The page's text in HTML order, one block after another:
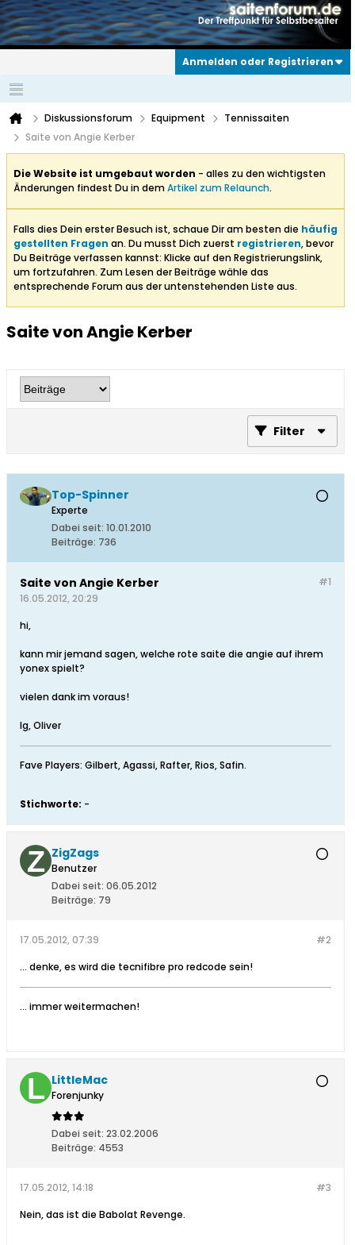
Anmelden oder Registrieren
Diskussionsforum Equipment
Tennissaiten
Saite von Angie Kerber
Die Website ist umgebaut worden - alles zu den wichtigsten
Änderungen findest Du in demArtikel zum Relaunch.
Falls dies Dein erster Besuch ist, schaue Dir am besten die häufig
gestellten Fragen an. Du musst Dich zuerst registrieren, bevor
Du Beiträge verfassen kannst: Klicke auf den Registrierungslink,
um fortzufahren. Zum Lesen der Beiträge wähle das
entsprechende Forum aus der untenstehenden Liste aus.
Saite von Angie Kerber
Filter
Top-Spinner
Experte
Dabei seit: 10.01.2010
Beiträge: 736
#1
Saite von Angie Kerber
16.05.2012, 20:29
hi,
kann mir jemand sagen, welche rote saite die angie auf ihrem
yonex spielt?
vielen dank im voraus!
lg, Oliver
Fave Players: Gilbert, Agassi, Rafter, Rios, Safin.
Stichworte: -
ZigZags
Benutzer
Dabei seit: 06.05.2012
Beiträge: 79
#2
17.05.2012, 07:39
... denke, es wird die tecnifibre pro redcode sein!
... immer weitermachen!
LittleMac
Forenjunky
Dabei seit: 23.02.2006
Beiträge: 4553
#3
17.05.2012, 14:18
Nein, das ist die Babolat Revenge.